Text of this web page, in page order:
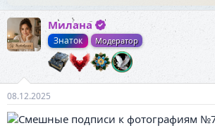
е
м
ы
ч
а
л
а
Милана
Знаток Модератор
08.12.2025